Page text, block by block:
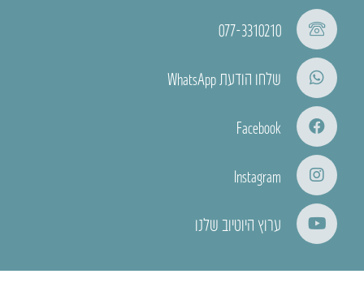
077-3310210
שלחו הודעת WhatsApp
Facebook
Instagram
ערוץ היוטיוב שלנו